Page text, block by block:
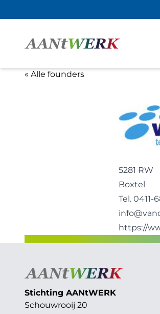
« Alle founders
5281 RW
Boxtel
Tel. 0411-
https://
Stichting AANtWERK
Schouwrooij 20